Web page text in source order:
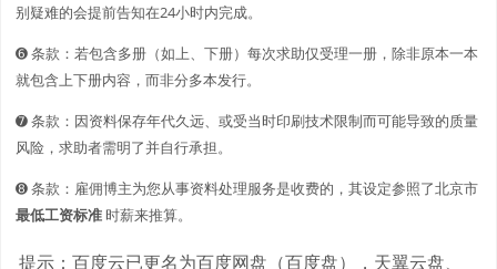
别疑难的会提前告知在24小时内完成。
➏ 条款：若包含多册（如上、下册）每次求助仅受理一册，除非原本一本
就包含上下册内容，而非分多本发行。
➐ 条款：因资料保存年代久远、或受当时印刷技术限制而可能导致的质量
风险，求助者需明了并自行承担。
➑ 条款：雇佣博主为您从事资料处理服务是收费的，其设定参照了北京市
最低工资标准时薪来推算。
提示：百度云已更名为百度网盘（百度盘），天翼云盘、